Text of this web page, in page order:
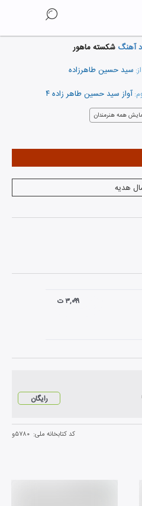
آهنگ شکسته ماهور
سید حسین طاهرزاده
آواز سید حسین طاهر زاده ۴
همه هنرمندان
هدیه
۳,۰۹۹ ت
رایگان
کد کتابخانه ملی: ۵۷۸۰و